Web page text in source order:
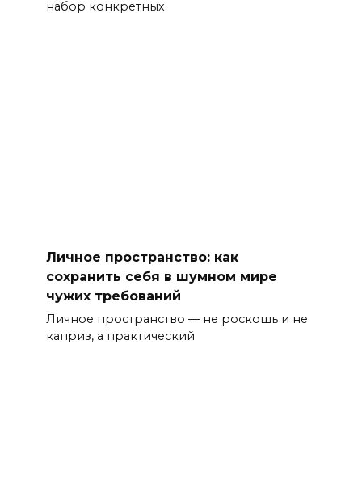
набор конкретных
Личное пространство: как
сохранить себя в шумном мире
чужих требований
Личное пространство — не роскошь и не
каприз, а практический